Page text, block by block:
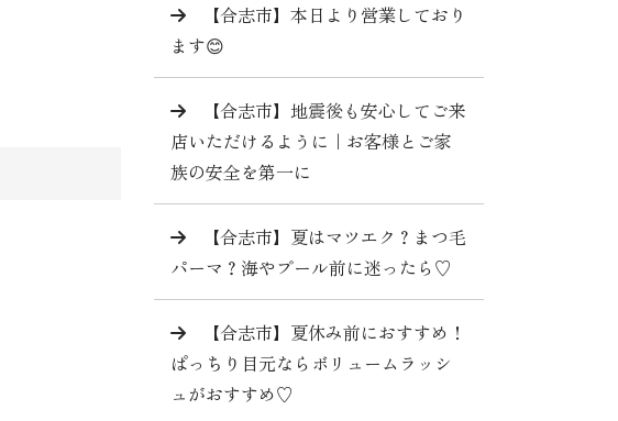
【合志市】本日より営業しており
ます😊
【合志市】地震後も安心してご来
店いただけるように｜お客様とご家
族の安全を第一に
【合志市】夏はマツエク？まつ毛
パーマ？海やプール前に迷ったら♡
【合志市】夏休み前におすすめ！
ぱっちり目元ならボリュームラッシ
ュがおすすめ♡